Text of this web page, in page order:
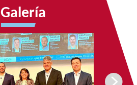
Galería